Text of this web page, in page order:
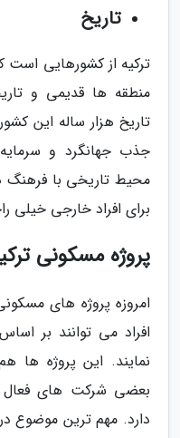
تاریخ
ترکیه از کشورهایی است
منطقه ها قدیمی و
تاریخ هزار ساله این
جذب جهانگرد و
محیط تاریخی با
برای افراد خارجی خیلی
پروژه مسکونی
امروزه پروژه های
افراد می توانند بر
نمایند. این پروژه
بعضی شرکت های فعال
دارد. مهم ترین موضوع